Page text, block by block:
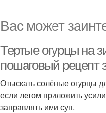
Вас может
Тертые огурцы на
пошаговый рецепт
Отыскать солёные огурцы
если летом приложить
заправлять ими суп.